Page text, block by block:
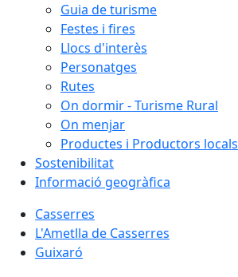
Guia de turisme
Festes i fires
Llocs d'interès
Personatges
Rutes
On dormir - Turisme Rural
On menjar
Productes i Productors locals
Sostenibilitat
Informació geogràfica
Casserres
L'Ametlla de Casserres
Guixaró